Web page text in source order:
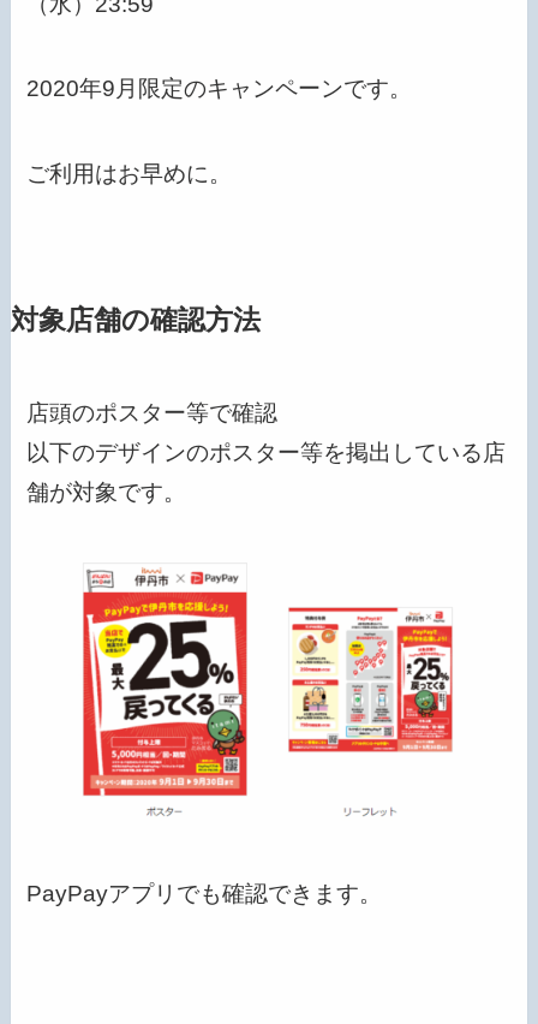
2020年9月限定のキャンペーンです。
ご利用はお早めに。
対象店舗の確認方法
店頭のポスター等で確認
以下のデザインのポスター等を掲出している店
舗が対象です。
PayPayアプリでも確認できます。